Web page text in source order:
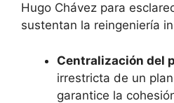
Hugo Chávez para
sustentan la reingeniería
Centralización del
irrestricta de un
garantice la